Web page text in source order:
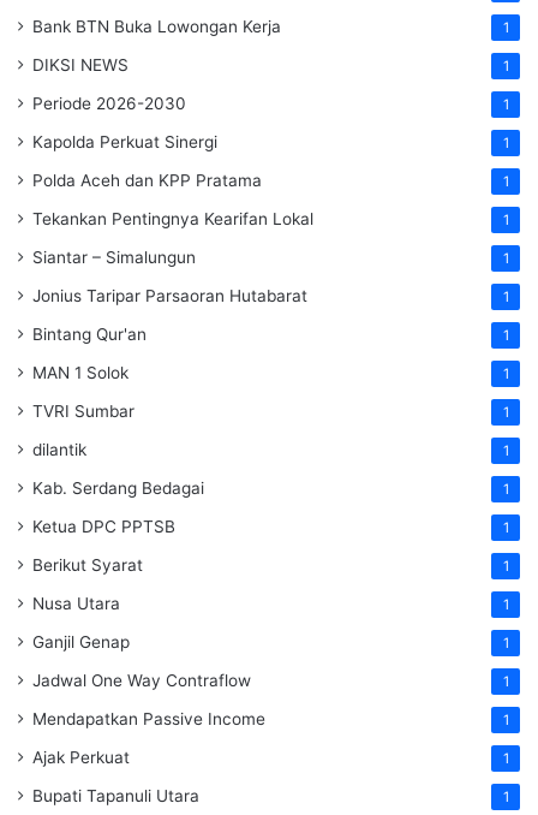
Bank BTN Buka Lowongan Kerja 1
DIKSI NEWS 1
Periode 2026-2030 1
Kapolda Perkuat Sinergi 1
Polda Aceh dan KPP Pratama 1
Tekankan Pentingnya Kearifan Lokal 1
Siantar – Simalungun 1
Jonius Taripar Parsaoran Hutabarat 1
Bintang Qur'an 1
MAN 1 Solok 1
TVRI Sumbar 1
dilantik 1
Kab. Serdang Bedagai 1
Ketua DPC PPTSB 1
Berikut Syarat 1
Nusa Utara 1
Ganjil Genap 1
Jadwal One Way Contraflow 1
Mendapatkan Passive Income 1
Ajak Perkuat 1
Bupati Tapanuli Utara 1